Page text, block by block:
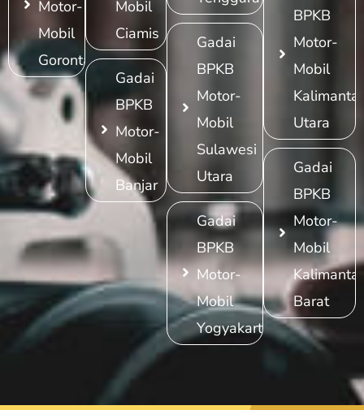
Motor-
Mobil
Gorontalo
Mobil
Ciamis
Gadai
BPKB
Motor-
Mobil
Banjar
Gadai
BPKB
Motor-
Mobil
Sulawesi
Utara
Gadai
BPKB
Motor-
Mobil
Yogyakarta
BPKB
Motor-
Mobil
Utara
Gadai
BPKB
Motor-
Mobil
Barat